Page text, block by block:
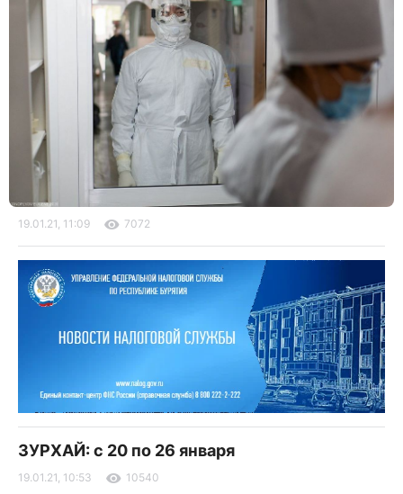
19.01.21, 11:09 7072
ЗУРХАЙ: с 20 по 26 января
19.01.21, 10:53 10540